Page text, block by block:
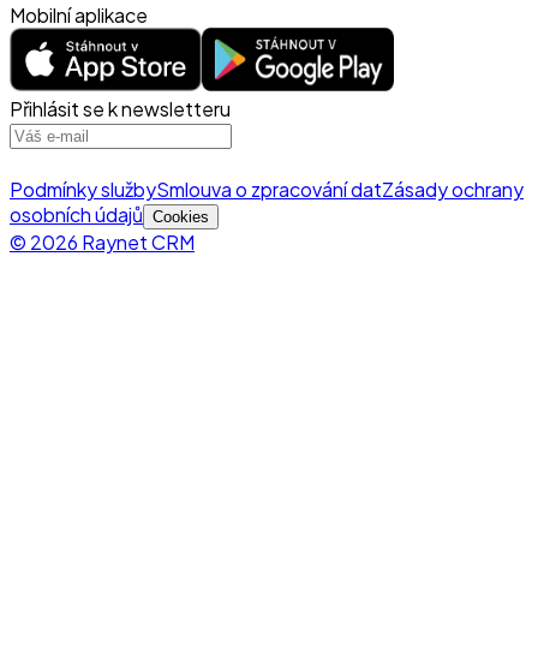
Mobilní aplikace
Přihlásit se k newsletteru
Podmínky službySmlouva o zpracování datZásady ochrany
osobních údajů Cookies
© 2026 Raynet CRM